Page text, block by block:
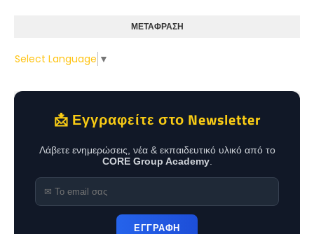
ΜΕΤΑΦΡΑΣΗ
Select Language ▼
📩 Εγγραφείτε στο Newsletter
Λάβετε ενημερώσεις, νέα & εκπαιδευτικό υλικό από το
CORE Group Academy.
ΕΓΓΡΑΦΗ